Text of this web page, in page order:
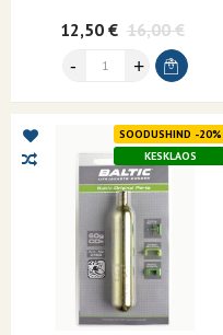
12,50 € 16,00 €
SOODUSHIND -20%
KESKLAOS